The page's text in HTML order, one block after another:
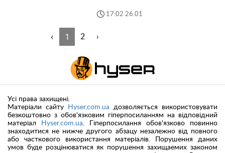
17:02 26.01
‹ 1 2 ›
Усі права захищені.
Матеріали сайту
Hyser.com.ua дозволяється використовувати
безкоштовно з обов'язковим гіперпосиланням на відповідний
матеріал
Hyser.com.ua. Гіперпосилання обов'язково повинно
знаходитися не нижче другого абзацу незалежно від повного
або часткового використання матеріалів. Порушення даних
умов буде розцінюватися як порушення захищаемих законом